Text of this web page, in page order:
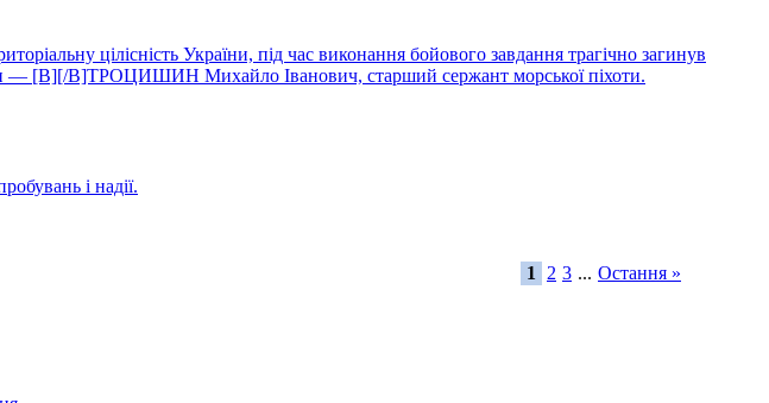
цілісність України, під час виконання бойового завдання трагічно загинув
— [B][/B]ТРОЦИШИН Михайло Іванович, старший сержант морської піхоти.
і надії.
1 2 3 ... Остання »